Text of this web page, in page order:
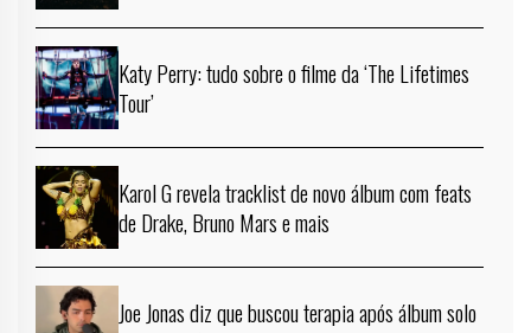
Katy Perry: tudo sobre o filme da ‘The Lifetimes
Tour’
Karol G revela tracklist de novo álbum com feats
de Drake, Bruno Mars e mais
Joe Jonas diz que buscou terapia após álbum solo